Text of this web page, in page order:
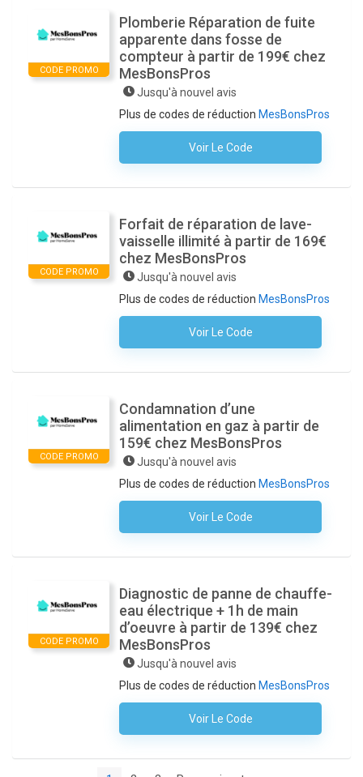
CODE PROMO
Plomberie Réparation de fuite
apparente dans fosse de
compteur à partir de 199€ chez
MesBonsPros
Jusqu'à nouvel avis
Plus de codes de réduction MesBonsPros
Voir Le Code
Aucun Code N'est Nécessaire
CODE PROMO
Forfait de réparation de lave-
vaisselle illimité à partir de 169€
chez MesBonsPros
Jusqu'à nouvel avis
Plus de codes de réduction MesBonsPros
Voir Le Code
Aucun Code N'est Nécessaire
CODE PROMO
Condamnation d’une
alimentation en gaz à partir de
159€ chez MesBonsPros
Jusqu'à nouvel avis
Plus de codes de réduction MesBonsPros
Voir Le Code
Aucun Code N'est Nécessaire
CODE PROMO
Diagnostic de panne de chauffe-
eau électrique + 1h de main
d’oeuvre à partir de 139€ chez
MesBonsPros
Jusqu'à nouvel avis
Plus de codes de réduction MesBonsPros
Voir Le Code
Aucun Code N'est Nécessaire